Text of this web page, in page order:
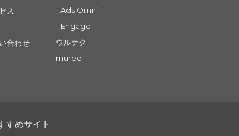
ス
合わせ
Ads Omni
Engage
ウルテク
mureo
すめサイト